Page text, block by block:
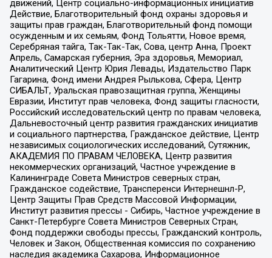
движений, Центр социально-информационных инициатив
Действие, Благотворительный фонд охраны здоровья и
защиты прав граждан, Благотворительный фонд помощи
осужденным и их семьям, Фонд Тольятти, Новое время,
Серебряная тайга, Так-Так-Так, Сова, центр Анна, Проект
Апрель, Самарская губерния, Эра здоровья, Мемориал,
Аналитический Центр Юрия Левады, Издательство Парк
Гагарина, Фонд имени Андрея Рылькова, Сфера, Центр
СИБАЛЬТ, Уральская правозащитная группа, Женщины
Евразии, Институт прав человека, Фонд защиты гласности,
Российский исследовательский центр по правам человека,
Дальневосточный центр развития гражданских инициатив
и социального партнерства, Гражданское действие, Центр
независимых социологических исследований, Сутяжник,
АКАДЕМИЯ ПО ПРАВАМ ЧЕЛОВЕКА, Центр развития
некоммерческих организаций, Частное учреждение в
Калининграде Совета Министров северных стран,
Гражданское содействие, Трансперенси Интернешнл-Р,
Центр Защиты Прав Средств Массовой Информации,
Институт развития прессы - Сибирь, Частное учреждение в
Санкт-Петербурге Совета Министров Северных Стран,
Фонд поддержки свободы прессы, Гражданский контроль,
Человек и Закон, Общественная комиссия по сохранению
наследия академика Сахарова, Информационное